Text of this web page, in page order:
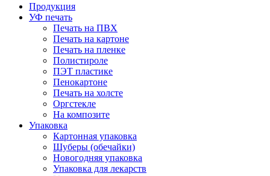
Продукция
УФ печать
Печать на ПВХ
Печать на картоне
Печать на пленке
Полистироле
ПЭТ пластике
Пенокартоне
Печать на холсте
Оргстекле
На композите
Упаковка
Картонная упаковка
Шуберы (обечайки)
Новогодняя упаковка
Упаковка для лекарств